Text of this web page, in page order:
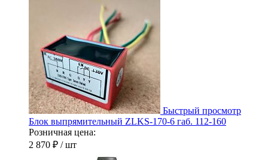
Быстрый просмотр
Блок выпрямительный ZLKS-170-6 габ. 112-160
Розничная цена:
2 870 ₽ / шт